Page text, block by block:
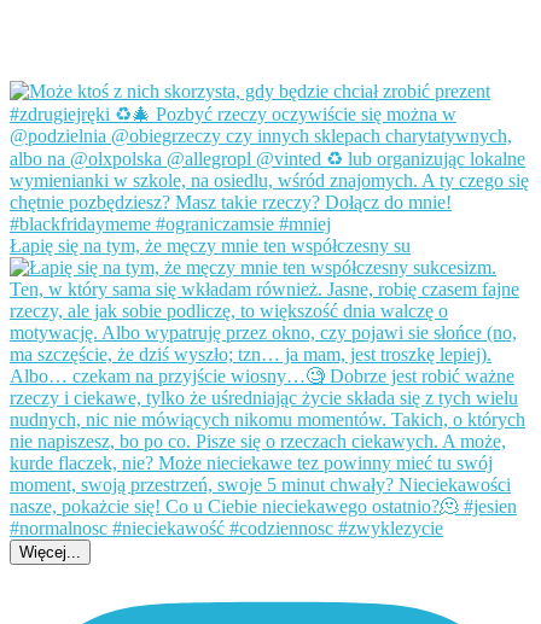
Łapię się na tym, że męczy mnie ten współczesny su
Więcej...